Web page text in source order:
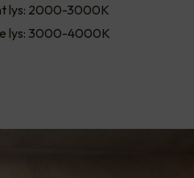
lys: 2000-3000K
lys: 3000-4000K